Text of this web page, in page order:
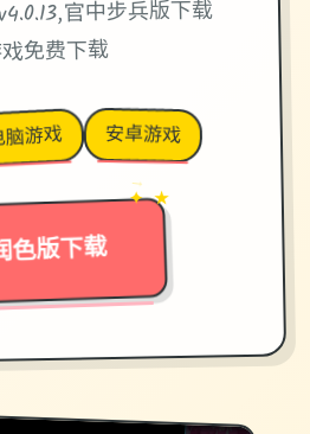
官中步兵版下载
免费下载
脑游戏 安卓游戏
色版下载
→
✦ ★